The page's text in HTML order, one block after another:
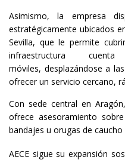
Asimismo, la empresa
estratégicamente ubicados
Sevilla, que le permite
infraestructura
móviles, desplazándose a
ofrecer un servicio cercano,
Con sede central en
ofrece asesoramiento
bandajes u orugas de
AECE sigue su expansión